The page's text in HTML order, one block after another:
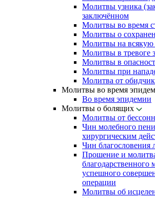
Молитвы узника
заключённом
Молитвы во время
Молитвы о
Молитвы на
Молитвы в тревоге
Молитвы в
Молитвы при
Молитва от
Молитвы во время
Во время эпидемии
Молитвы о болящих
Молитвы от
Чин молебного
хирургическим
Чин благословения
Прошение и
благодарственного
успешного
операции
Молитвы об